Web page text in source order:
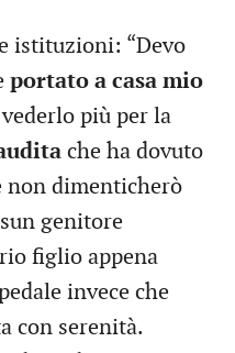
istituzioni: “Devo
portato a casa mio
più per la
che ha dovuto
non dimenticherò
genitore
figlio appena
invece che
con serenità.